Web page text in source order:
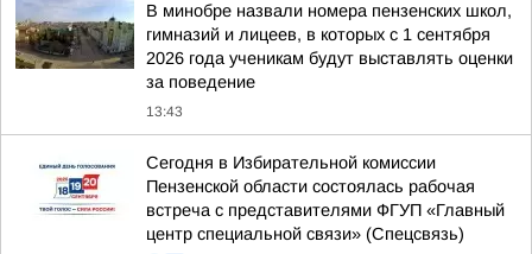
В минобре назвали номера пензенских школ,
гимназий и лицеев, в которых с 1 сентября
2026 года ученикам будут выставлять оценки
за поведение
13:43
Сегодня в Избирательной комиссии
Пензенской области состоялась рабочая
встреча с представителями ФГУП «Главный
центр специальной связи» (Спецсвязь)